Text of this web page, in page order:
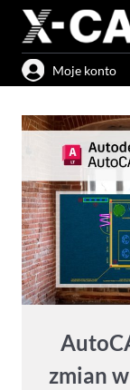
Przejdź
treści
Moje konto
zmian